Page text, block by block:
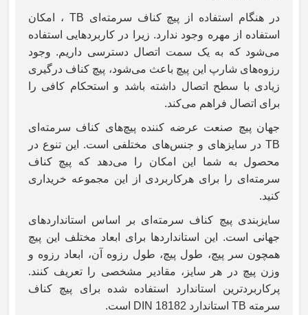
در هنگام استفاده از پیچ کناف سرمته‌ای
TB ، امکان
استفاده از مهره وجود ندارد. زیرا در کاربردهایی استفاده
می‌شود که به یک سمت اتصال دسترسی داریم. وجود
رزوه‌های شارپ این پیچ باعث می‌شود، پیچ کناف درگیری
زیادی با سطح اتصال داشته باشد و استحکام کافی را
برای اتصال فراهم می‌کند.
جهان پیچ صنعت عرضه کننده پیچ‌های کناف سرمته‌ای
TB در سایزهای و جنس‌های مختلفی است. این تنوع در
محصول به شما این امکان را می‌دهد که پیچ کناف
سرمته‌ای را برای هرکاربردی از این مجموعه خریداری
کنید.
سایزبندی پیچ کناف سرمته‌ای بر اساس استانداردهای
جهانی است. این استانداردها برای ابعاد مختلف این پیچ
همچون سر پیچ، طول پیچ، طول رزوه آن، ابعاد رزوه و
وزن پیچ در هر سایز، مقادیر مشخصی را تعریف کنند.
پرکاربردترین استاندارد استفاده شده برای پیچ کناف
سرمته TBاستاندارد DIN 18182 است.